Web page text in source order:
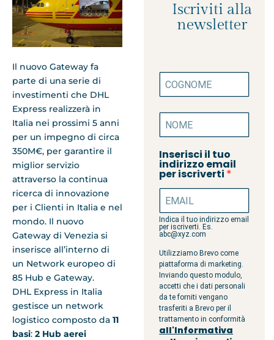
Il nuovo Gateway fa
parte di una serie di
investimenti che DHL
Express realizzerà in
Italia nei prossimi 5 anni
per un impegno di circa
350M€, per garantire il
miglior servizio
attraverso la continua
ricerca di innovazione
per i Clienti in Italia e nel
mondo. Il nuovo
Gateway di Venezia si
inserisce all’interno di
un Network europeo di
85 Hub e Gateway.
DHL Express in Italia
gestisce un network
logistico composto da 11
basi: 2 Hub aerei
Iscriviti alla
newsletter
Inserisci il tuo
indirizzo email
per iscriverti
Indica il tuo indirizzo email
per iscriverti. Es.
abc@xyz.com
Utilizziamo Brevo come
piattaforma di marketing.
Inviando questo modulo,
accetti che i dati personali
da te forniti vengano
trasferiti a Brevo per il
trattamento in conformità
all'Informativa